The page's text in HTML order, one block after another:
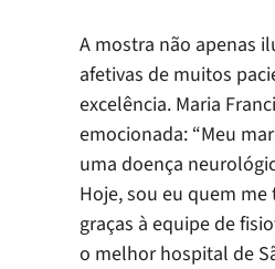
A mostra não apenas
afetivas de muitos
excelência. Maria
emocionada: “Meu
uma doença
Hoje, sou eu quem
graças à equipe de
o melhor hospital de